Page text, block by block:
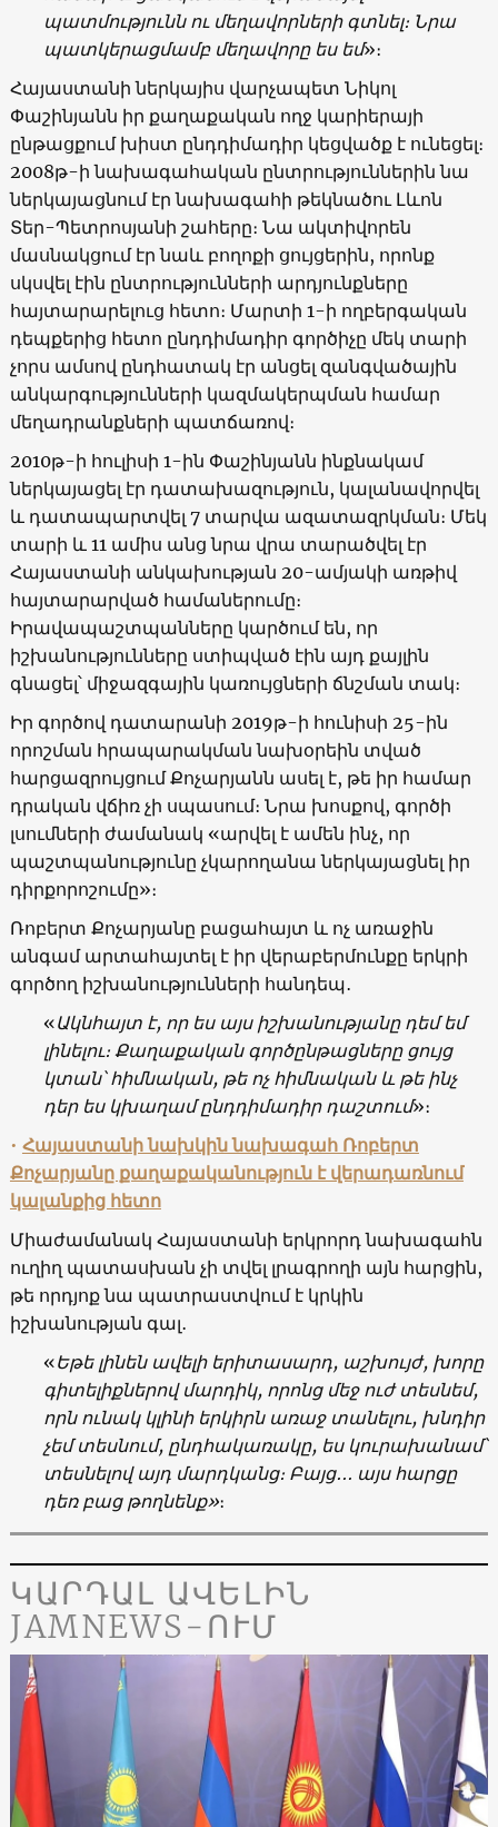
պատմությունն ու մեղավորների գտնել։ Նրա
պատկերացմամբ մեղավորը ես եմ»։
Հայաստանի ներկայիս վարչապետ Նիկոլ
Փաշինյանն իր քաղաքական ողջ կարիերայի
ընթացքում խիստ ընդդիմադիր կեցվածք է ունեցել։
2008թ-ի նախագահական ընտրություններին նա
ներկայացնում էր նախագահի թեկնածու Լևոն
Տեր-Պետրոսյանի շահերը։ Նա ակտիվորեն
մասնակցում էր նաև բողոքի ցույցերին, որոնք
սկսվել էին ընտրությունների արդյունքները
հայտարարելուց հետո։ Մարտի 1-ի ողբերգական
դեպքերից հետո ընդդիմադիր գործիչը մեկ տարի
չորս ամսով ընդհատակ էր անցել զանգվածային
անկարգությունների կազմակերպման համար
մեղադրանքների պատճառով։
2010թ-ի հուլիսի 1-ին Փաշինյանն ինքնակամ
ներկայացել էր դատախազություն, կալանավորվել
և դատապարտվել 7 տարվա ազատազրկման։ Մեկ
տարի և 11 ամիս անց նրա վրա տարածվել էր
Հայաստանի անկախության 20-ամյակի առթիվ
հայտարարված համաներումը։
Իրավապաշտպանները կարծում են, որ
իշխանությունները ստիպված էին այդ քայլին
գնացել՝ միջազգային կառույցների ճնշման տակ։
Իր գործով դատարանի 2019թ-ի հունիսի 25-ին
որոշման հրապարակման նախօրեին տված
հարցազրույցում Քոչարյանն ասել է, թե իր համար
դրական վճիռ չի սպասում։ Նրա խոսքով, գործի
լսումների ժամանակ «արվել է ամեն ինչ, որ
պաշտպանությունը չկարողանա ներկայացնել իր
դիրքորոշումը»։
Ռոբերտ Քոչարյանը բացահայտ և ոչ առաջին
անգամ արտահայտել է իր վերաբերմունքը երկրի
գործող իշխանությունների հանդեպ․
«Ակնհայտ է, որ ես այս իշխանությանը դեմ եմ
լինելու։ Քաղաքական գործընթացները ցույց
կտան՝ հիմնական, թե ոչ հիմնական և թե ինչ
դեր ես կխաղամ ընդդիմադիր դաշտում»։
• Հայաստանի նախկին նախագահ Ռոբերտ
Քոչարյանը քաղաքականություն է վերադառնում
կալանքից հետո
Միաժամանակ Հայաստանի երկրորդ նախագահն
ուղիղ պատասխան չի տվել լրագրողի այն հարցին,
թե որդյոք նա պատրաստվում է կրկին
իշխանության գալ․
«Եթե լինեն ավելի երիտասարդ, աշխույժ, խորը
գիտելիքներով մարդիկ, որոնց մեջ ուժ տեսնեմ,
որն ունակ կլինի երկիրն առաջ տանելու, խնդիր
չեմ տեսնում, ընդհակառակը, ես կուրախանամ՝
տեսնելով այդ մարդկանց։ Բայց․․․ այս հարցը
դեռ բաց թողնենք»։
ԿԱՐԴԱԼ ԱՎԵԼԻՆ
JAMNEWS-ՈՒՄ